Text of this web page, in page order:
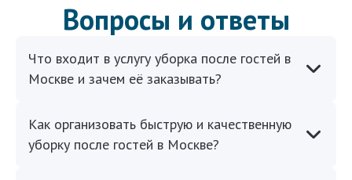
Вопросы и ответы
Что входит в услугу уборка после гостей в
Москве и зачем её заказывать?
Как организовать быструю и качественную
уборку после гостей в Москве?